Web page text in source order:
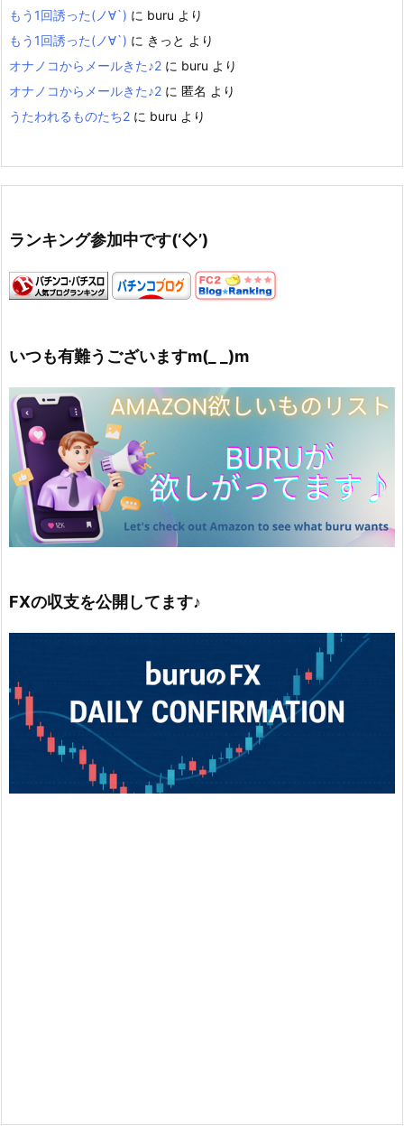
もう1回誘った(ノ∀`) に buru より
もう1回誘った(ノ∀`) に きっと より
オナノコからメールきた♪2 に buru より
オナノコからメールきた♪2 に 匿名 より
うたわれるものたち2 に buru より
ランキング参加中です(‘◇’)ゞ
いつも有難うございますm(_ _)m
FXの収支を公開してます♪